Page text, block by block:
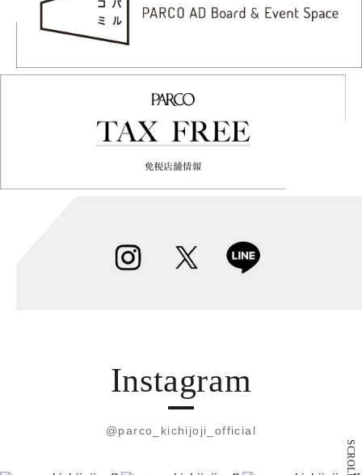
SCROLL
Instagram
@parco_kichijoji_official